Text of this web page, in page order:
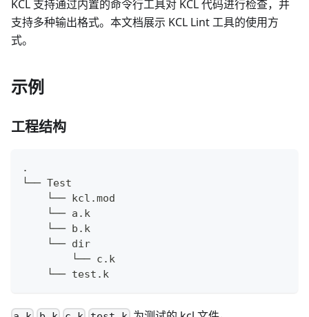
KCL 支持通过内置的命令行工具对 KCL 代码进行检查，并
支持多种输出格式。本文档展示 KCL Lint 工具的使用方
式。
示例
工程结构
.
└── Test
    └── kcl.mod
    └── a.k
    └── b.k
    └── dir
        └── c.k
    └── test.k